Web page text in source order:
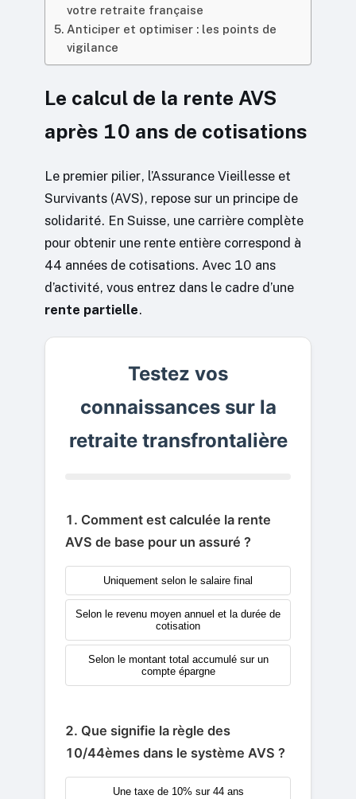
votre retraite française
Anticiper et optimiser : les points de
vigilance
Le calcul de la rente AVS
après 10 ans de cotisations
Le premier pilier, l’Assurance Vieillesse et
Survivants (AVS), repose sur un principe de
solidarité. En Suisse, une carrière complète
pour obtenir une rente entière correspond à
44 années de cotisations. Avec 10 ans
d’activité, vous entrez dans le cadre d’une
rente partielle.
Testez vos
connaissances sur la
retraite transfrontalière
1. Comment est calculée la rente
AVS de base pour un assuré ?
Uniquement selon le salaire final
Selon le revenu moyen annuel et la durée de
cotisation
Selon le montant total accumulé sur un
compte épargne
2. Que signifie la règle des
10/44èmes dans le système AVS ?
Une taxe de 10% sur 44 ans